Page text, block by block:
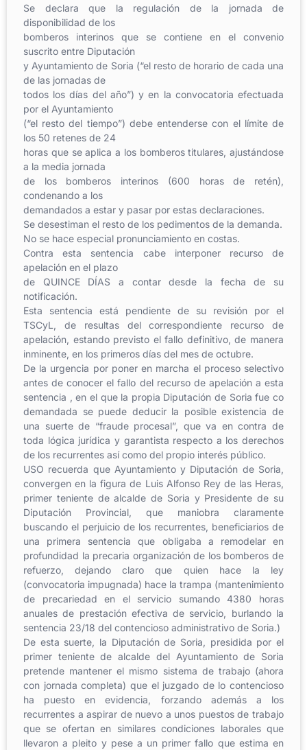
Se declara que la regulación de la jornada de
disponibilidad de los
bomberos interinos que se contiene en el convenio
suscrito entre Diputación
y Ayuntamiento de Soria (“el resto de horario de cada una
de las jornadas de
todos los días del año”) y en la convocatoria efectuada
por el Ayuntamiento
(“el resto del tiempo”) debe entenderse con el límite de
los 50 retenes de 24
horas que se aplica a los bomberos titulares, ajustándose
a la media jornada
de los bomberos interinos (600 horas de retén),
condenando a los
demandados a estar y pasar por estas declaraciones.
Se desestiman el resto de los pedimentos de la demanda.
No se hace especial pronunciamiento en costas.
Contra esta sentencia cabe interponer recurso de
apelación en el plazo
de QUINCE DÍAS a contar desde la fecha de su
notificación.
Esta sentencia está pendiente de su revisión por el
TSCyL, de resultas del correspondiente recurso de
apelación, estando previsto el fallo definitivo, de manera
inminente, en los primeros días del mes de octubre.
De la urgencia por poner en marcha el proceso selectivo
antes de conocer el fallo del recurso de apelación a esta
sentencia , en el que la propia Diputación de Soria fue co
demandada se puede deducir la posible existencia de
una suerte de “fraude procesal”, que va en contra de
toda lógica jurídica y garantista respecto a los derechos
de los recurrentes así como del propio interés público.
USO recuerda que Ayuntamiento y Diputación de Soria,
convergen en la figura de Luis Alfonso Rey de las Heras,
primer teniente de alcalde de Soria y Presidente de su
Diputación Provincial, que maniobra claramente
buscando el perjuicio de los recurrentes, beneficiarios de
una primera sentencia que obligaba a remodelar en
profundidad la precaria organización de los bomberos de
refuerzo, dejando claro que quien hace la ley
(convocatoria impugnada) hace la trampa (mantenimiento
de precariedad en el servicio sumando 4380 horas
anuales de prestación efectiva de servicio, burlando la
sentencia 23/18 del contencioso administrativo de Soria.)
De esta suerte, la Diputación de Soria, presidida por el
primer teniente de alcalde del Ayuntamiento de Soria
pretende mantener el mismo sistema de trabajo (ahora
con jornada completa) que el juzgado de lo contencioso
ha puesto en evidencia, forzando además a los
recurrentes a aspirar de nuevo a unos puestos de trabajo
que se ofertan en similares condiciones laborales que
llevaron a pleito y pese a un primer fallo que estima en